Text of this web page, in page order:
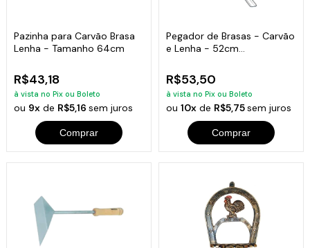
Pazinha para Carvão Brasa
Lenha - Tamanho 64cm
R$43,18
à vista no Pix ou Boleto
ou 9x de R$5,16sem juros
Comprar
Pegador de Brasas - Carvão
e Lenha - 52cm
R$53,50
à vista no Pix ou Boleto
ou 10xde R$5,75sem juros
Comprar